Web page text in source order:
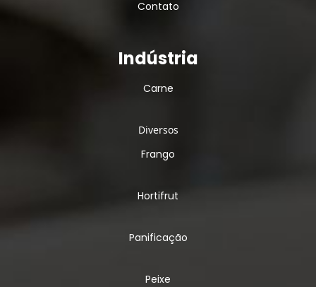
Contato
Indústria
Carne
Diversos
Frango
Hortifrut
Panificação
Peixe